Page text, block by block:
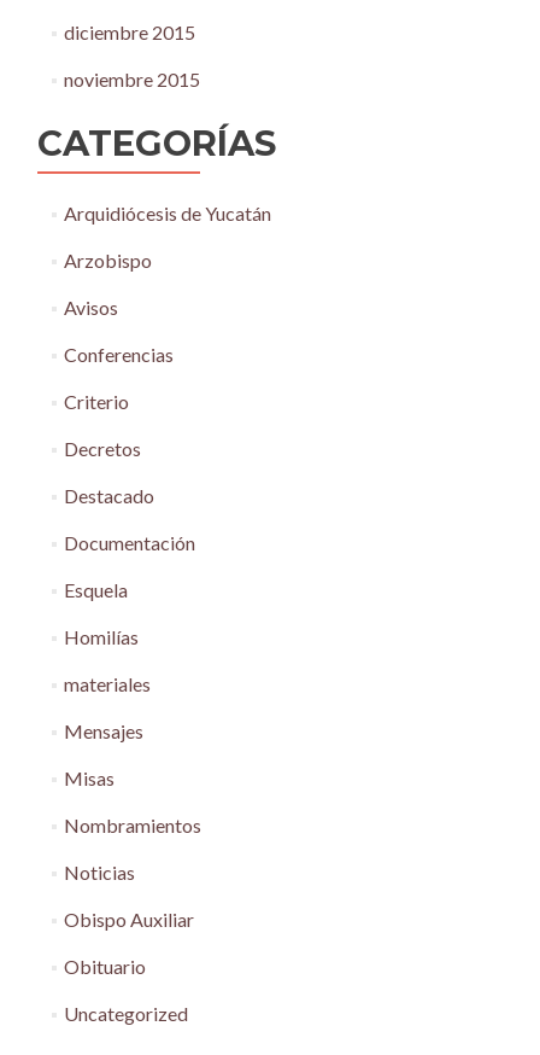
diciembre 2015
noviembre 2015
CATEGORÍAS
Arquidiócesis de Yucatán
Arzobispo
Avisos
Conferencias
Criterio
Decretos
Destacado
Documentación
Esquela
Homilías
materiales
Mensajes
Misas
Nombramientos
Noticias
Obispo Auxiliar
Obituario
Uncategorized